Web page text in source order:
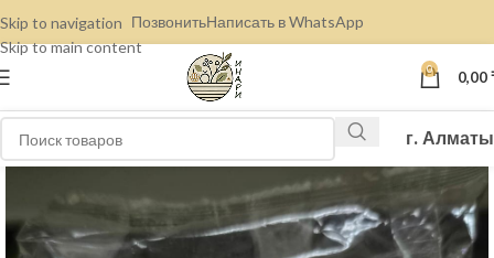
Skip to navigation
Skip to main content
ПозвонитьНаписать в WhatsApp
0 0,00
г. Алматы